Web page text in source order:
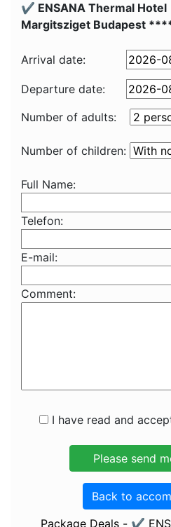
✔️ ENSANA Thermal Hotel
Margitsziget Budapest
Arrival date:
Departure date:
Number of adults:
Number of children:
Full Name:
Telefon:
E-mail:
Comment:
I have read and
Back to
Package Deals - ✔️